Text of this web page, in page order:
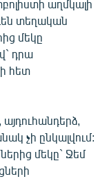
աղմկալի
տեղական
մեկը
դրա
հետ
չի ընկալվում:
մեկը` Ջեմ